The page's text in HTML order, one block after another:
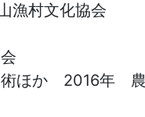
村文化協会
術ほか 2016年